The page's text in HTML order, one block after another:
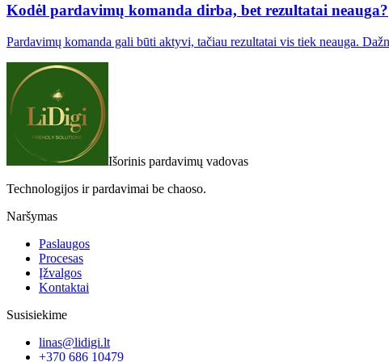
Kodėl pardavimų komanda dirba, bet rezultatai neauga?
Pardavimų komanda gali būti aktyvi, tačiau rezultatai vis tiek neauga.
Išorinis pardavimų vadovas
Technologijos ir pardavimai be chaoso.
Naršymas
Paslaugos
Procesas
Įžvalgos
Kontaktai
Susisiekime
linas@lidigi.lt
+370 686 10479